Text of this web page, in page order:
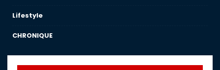
Lifestyle
CHRONIQUE